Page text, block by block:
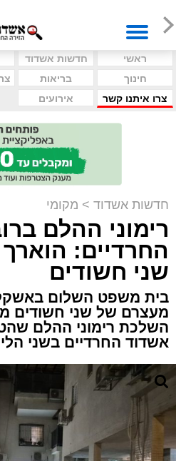
ראשי חדשות אשדוד
חינוך
בריאות
צרו איתנו קשר
אירועים
חדשות אשדוד > מקומי
רימוני ההלם
החרדיים:
שני חשודים
בית משפט השלום
מעצרם של שני חשודים
השלכת רימוני ההלם
אשדוד החרדיים בשני